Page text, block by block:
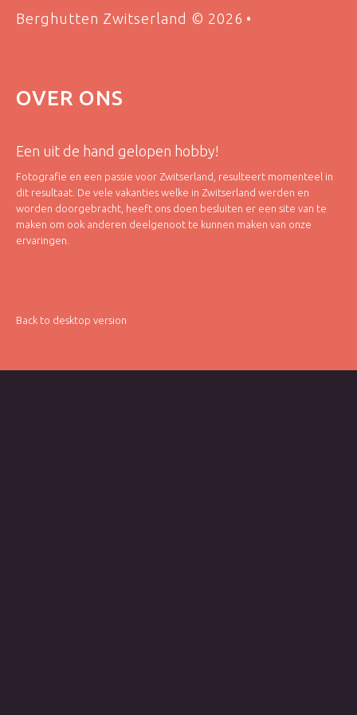
Berghutten Zwitserland © 2026
OVER ONS
Een uit de hand gelopen hobby!
Fotografie en een passie voor Zwitserland, resulteert momenteel in
dit resultaat. De vele vakanties welke in Zwitserland werden en
worden doorgebracht, heeft ons doen besluiten er een site van te
maken om ook anderen deelgenoot te kunnen maken van onze
ervaringen.
Back to desktop version